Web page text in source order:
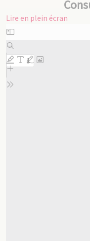
Lire en plein écran
Aller
au
contenu
PDF